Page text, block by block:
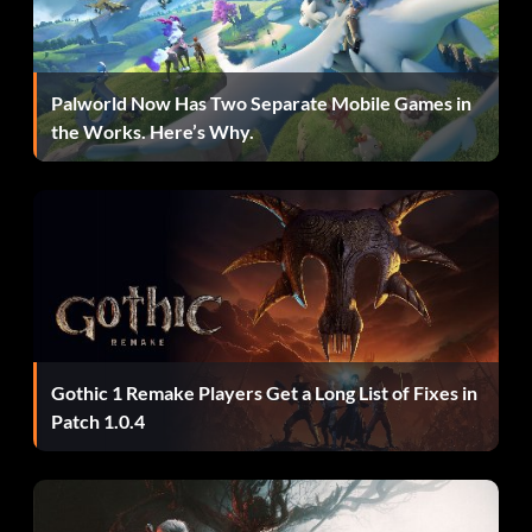
Series.
Cambia el rumbo de la lucha (15 puntos): Realiza con éxito
un «hot tag» durante un combate por parejas. (Jugada
individual)
Descubriendo el Universo (30 puntos) WWE Universe:
¡Todos ganan! (20 puntos) Gana con 50 superestrellas
diferentes. (Modo individual)
“Frenemies” (15 puntos) 2K Showcase: completa «Best
Friends, Bitter Enemies», SummerSlam del 25/08/02, en el
nivel «Difícil» o superior.
Fin de la partida (20 puntos) 2K Showcase: supera la
partida “Best Friends, Bitter Enemies” en el nivel de
Palworld Now Has Two Separate Mobile Games in
the Works. Here’s Why.
Gothic 1 Remake Players Get a Long List of Fixes in
Patch 1.0.4